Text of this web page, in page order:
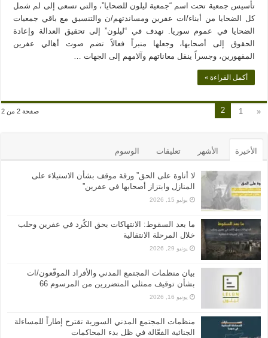
تأسيس جمعية تحت اسم “جمعية ليلون للضحايا”، والتي تسعى إلى لم شمل
كل الضحايا من أبناء/ات عفرين ومساندتهم/ن والتنسيق مع باقي جمعيات
الضحايا في عموم سوريا. نهدف في “ليلون” إلى تحقيق العدالة وإعادة
الحقوق إلى أصحابها، وجعلها منبراً فعالاً تضم صوت أهالي عفرين
المقهورين، وجسراً ينقل معاناتهم وآلامهم إلى الجهات …
أكمل القراءة »
صفحة 2 من 2 «
1
2
الأخيرة الأشهر تعليقات الوسوم
لا أتاوة على الحق” ورقة موقف بشأن الاستيلاء على
المنازل وابتزاز أصحابها في عفرين”
يوليو 15, 2026
ما بعد السقوط: الانتهاكات بحق الكُرد في عفرين وحلب
خلال المرحلة الانتقالية
يونيو 29, 2026
بيان منظمات المجتمع المدني والأفراد الموقّعون/ات
بشأن توقيف ممثلي المتضررين من المرسوم 66
يونيو 16, 2026
منظمات المجتمع المدني السورية تقترح إطاراً للمساءلة
الجنائية الفعّالة في ظل بدء المحاكمات